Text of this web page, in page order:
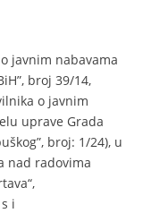
javnim nabavama
broj 39/14,
o javnim
uprave Grada
broj: 1/24), u
nad radovima
i